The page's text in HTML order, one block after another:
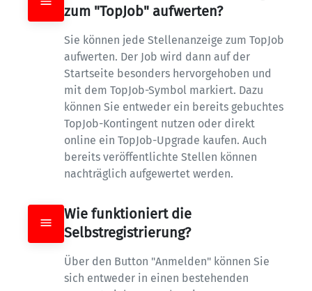
zum "TopJob" aufwerten?
Sie können jede Stellenanzeige zum TopJob
aufwerten. Der Job wird dann auf der
Startseite besonders hervorgehoben und
mit dem TopJob-Symbol markiert. Dazu
können Sie entweder ein bereits gebuchtes
TopJob-Kontingent nutzen oder direkt
online ein TopJob-Upgrade kaufen. Auch
bereits veröffentlichte Stellen können
nachträglich aufgewertet werden.
Wie funktioniert die
Selbstregistrierung?
Über den Button "Anmelden" können Sie
sich entweder in einen bestehenden